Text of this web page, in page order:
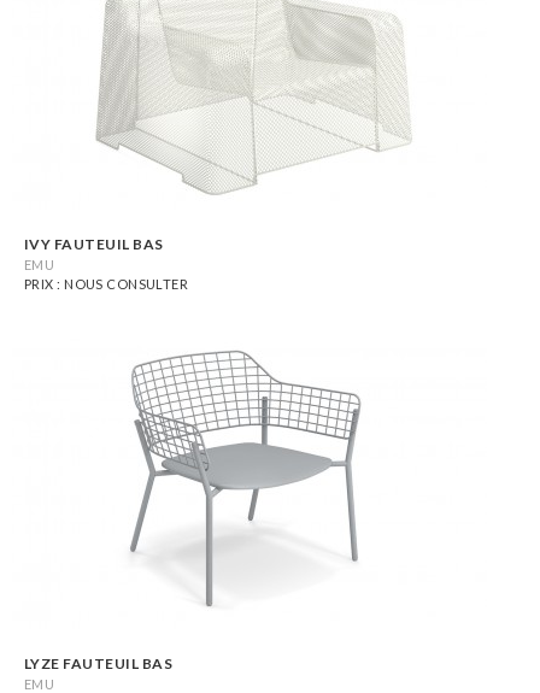
IVY FAUTEUIL BAS
EMU
PRIX : NOUS CONSULTER
LYZE FAUTEUIL BAS
EMU